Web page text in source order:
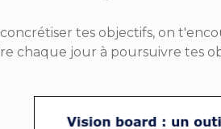
tes objectifs, on
chaque jour à poursuivre tes